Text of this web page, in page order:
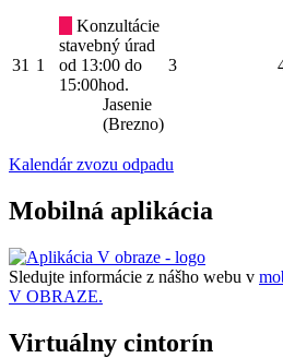
31 1
Konzultácie
stavebný úrad
od 13:00 do
15:00hod.
Jasenie
(Brezno)
3
Kalendár zvozu odpadu
Mobilná aplikácia
Sledujte informácie z nášho webu v
V OBRAZE.
Virtuálny cintorín